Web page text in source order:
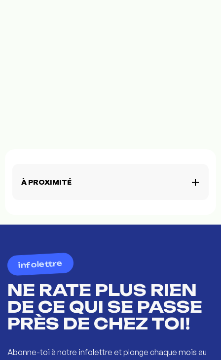
À PROXIMITÉ
infolettre
NE RATE PLUS RIEN
DE CE QUI SE PASSE
PRÈS DE CHEZ TOI!
Abonne-toi à notre infolettre et plonge chaque mois au